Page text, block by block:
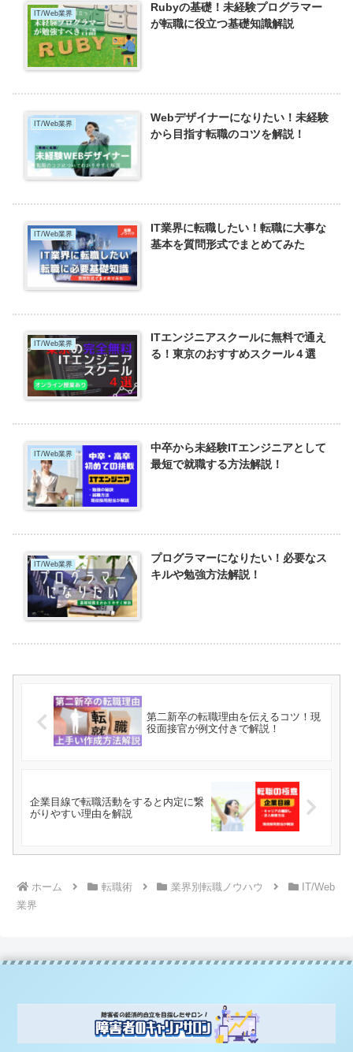
IT/Web業界
Rubyの基礎！未経験プログラマー
が転職に役立つ基礎知識解説
IT/Web業界
Webデザイナーになりたい！未経験
から目指す転職のコツを解説！
IT/Web業界
IT業界に転職したい！転職に大事な
基本を質問形式でまとめてみた
IT/Web業界
ITエンジニアスクールに無料で通え
る！東京のおすすめスクール４選
IT/Web業界
中卒から未経験ITエンジニアとして
最短で就職する方法解説！
IT/Web業界
プログラマーになりたい！必要なス
キルや勉強方法解説！
第二新卒の転職理由を伝えるコツ！現
役面接官が例文付きで解説！
企業目線で転職活動をすると内定に繋
がりやすい理由を解説
ホーム 転職術 業界別転職ノウハウ
IT/Web
業界